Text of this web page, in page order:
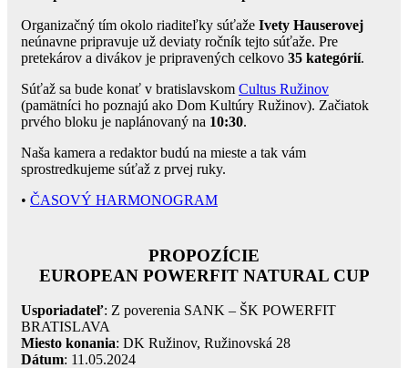
Organizačný tím okolo riaditeľky súťaže Ivety Hauserovej
neúnavne pripravuje už deviaty ročník tejto súťaže. Pre
pretekárov a divákov je pripravených celkovo 35 kategórií.
Súťaž sa bude konať v bratislavskom Cultus Ružinov
(pamätníci ho poznajú ako Dom Kultúry Ružinov). Začiatok
prvého bloku je naplánovaný na 10:30.
Naša kamera a redaktor budú na mieste a tak vám
sprostredkujeme súťaž z prvej ruky.
• ČASOVÝ HARMONOGRAM
PROPOZÍCIE
EUROPEAN POWERFIT NATURAL CUP
Usporiadateľ: Z poverenia SANK – ŠK POWERFIT
BRATISLAVA
Miesto konania: DK Ružinov, Ružinovská 28
Dátum: 11.05.2024